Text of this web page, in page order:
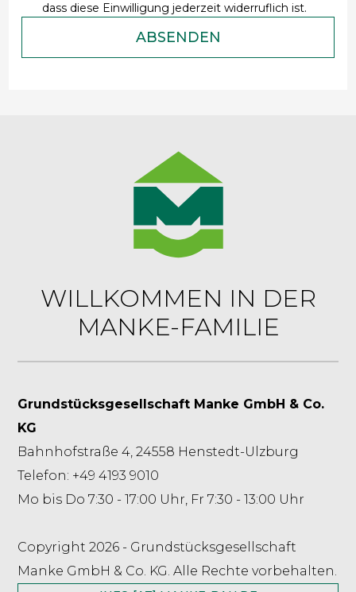
dass diese Einwilligung jederzeit widerruflich ist.
WILLKOMMEN IN DER
MANKE-FAMILIE
Grundstücksgesellschaft Manke GmbH & Co.
KG
Bahnhofstraße 4, 24558 Henstedt-Ulzburg
Telefon: +49 4193 9010
Mo bis Do 7:30 - 17:00 Uhr, Fr 7:30 - 13:00 Uhr
Copyright 2026 - Grundstücksgesellschaft
Manke GmbH & Co. KG. Alle Rechte vorbehalten.